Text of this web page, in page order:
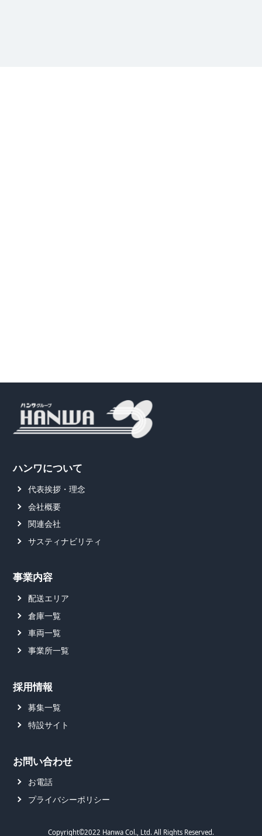
ハンワについて
代表挨拶・理念
会社概要
関連会社
サスティナビリティ
事業内容
配送エリア
倉庫一覧
車両一覧
事業所一覧
採用情報
募集一覧
特設サイト
お問い合わせ
お電話
プライバシーポリシー
Copyright©2022 Hanwa Col., Ltd. All Rights Reserved.